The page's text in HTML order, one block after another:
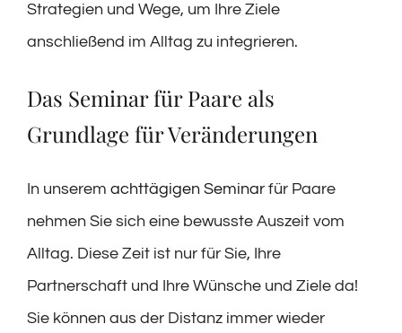
Strategien und Wege, um Ihre Ziele
anschließend im Alltag zu integrieren.
Das Seminar für Paare als
Grundlage für Veränderungen
In unserem achttägigen Seminar für Paare
nehmen Sie sich eine bewusste Auszeit vom
Alltag. Diese Zeit ist nur für Sie, Ihre
Partnerschaft und Ihre Wünsche und Ziele da!
Sie können aus der Distanz immer wieder